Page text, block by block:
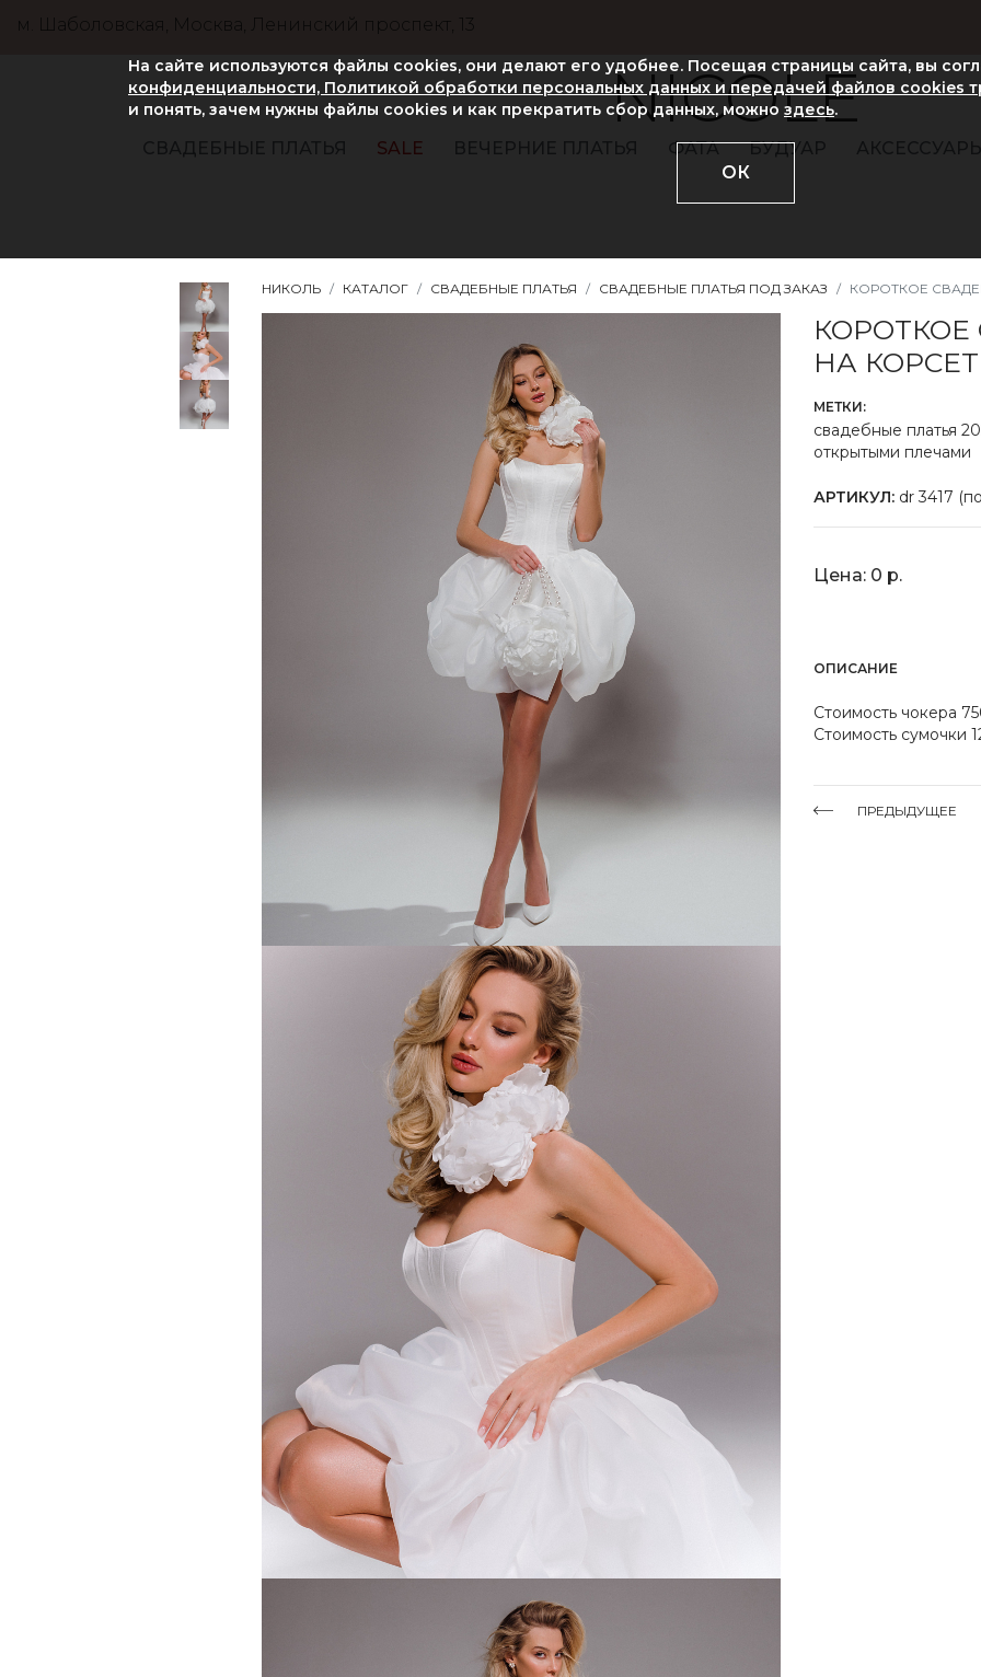
м. Шаболовская, Москва, Ленинский проспект, 13
NICOLE
СВАДЕБНЫЕ ПЛАТЬЯ SALE ВЕЧЕРНИЕ ПЛАТЬЯ ФАТА БУДУАР
НИКОЛЬ КАТАЛОГ СВАДЕБНЫЕ ПЛАТЬЯ СВАДЕБНЫЕ ПЛАТЬЯ ПОД ЗАКАЗ КОРОТКОЕ
НА
МЕТКИ:
свадебные платья
открытыми плечами
АРТИКУЛ: dr 3417
Цена: 0 р.
ОПИСАНИЕ
Стоимость чокера
Стоимость сумочки
ПРЕДЫДУЩЕЕ
На сайте используются файлы cookies, они делают его удобнее. Посещая страницы сайта, вы
конфиденциальности, Политикой обработки персональных данных и передачей файлов cookies
и понять, зачем нужны файлы сookies и как прекратить сбор данных, можно здесь.
ОК